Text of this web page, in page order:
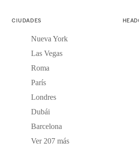
CIUDADES
Nueva York
Las Vegas
Roma
París
Londres
Dubái
Barcelona
Ver 207 más